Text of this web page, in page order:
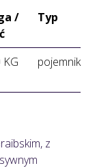
/
Typ
KG pojemnik
z